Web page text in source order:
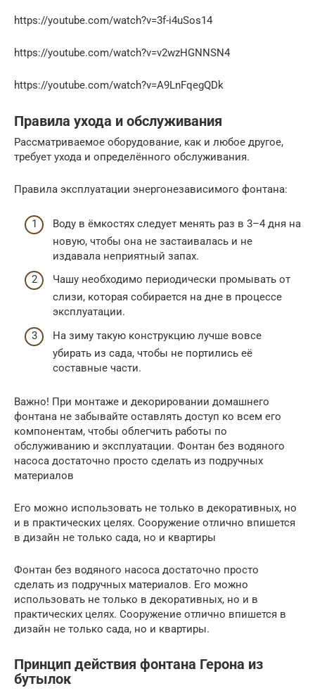
https://youtube.com/watch?v=3f-i4uSos14
https://youtube.com/watch?v=v2wzHGNNSN4
https://youtube.com/watch?v=A9LnFqegQDk
Правила ухода и обслуживания
Рассматриваемое оборудование, как и любое другое,
требует ухода и определённого обслуживания.
Правила эксплуатации энергонезависимого фонтана:
Воду в ёмкостях следует менять раз в 3–4 дня на
новую, чтобы она не застаивалась и не
издавала неприятный запах.
Чашу необходимо периодически промывать от
слизи, которая собирается на дне в процессе
эксплуатации.
На зиму такую конструкцию лучше вовсе
убирать из сада, чтобы не портились её
составные части.
Важно! При монтаже и декорировании домашнего
фонтана не забывайте оставлять доступ ко всем его
компонентам, чтобы облегчить работы по
обслуживанию и эксплуатации. Фонтан без водяного
насоса достаточно просто сделать из подручных
материалов
Его можно использовать не только в декоративных, но
и в практических целях. Сооружение отлично впишется
в дизайн не только сада, но и квартиры
Фонтан без водяного насоса достаточно просто
сделать из подручных материалов. Его можно
использовать не только в декоративных, но и в
практических целях. Сооружение отлично впишется в
дизайн не только сада, но и квартиры.
Принцип действия фонтана Герона из
бутылок